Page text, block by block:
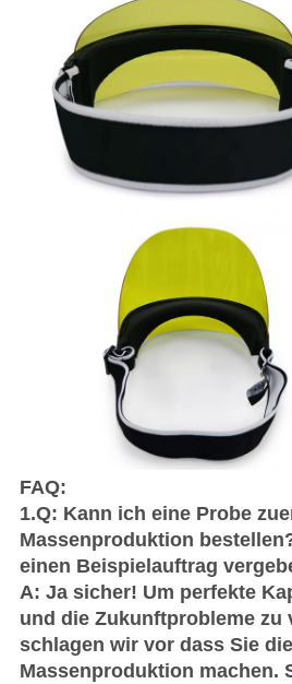
FAQ:
1.Q: Kann ich eine Probe
Massenproduktion
einen Beispielauftrag
A: Ja sicher! Um perfekte
und die Zukunftprobleme zu
schlagen wir vor dass Sie
Massenproduktion machen.